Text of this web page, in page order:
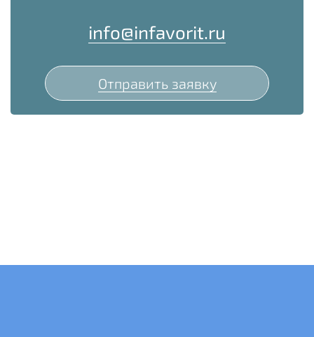
info@infavorit.ru
Отправить заявку